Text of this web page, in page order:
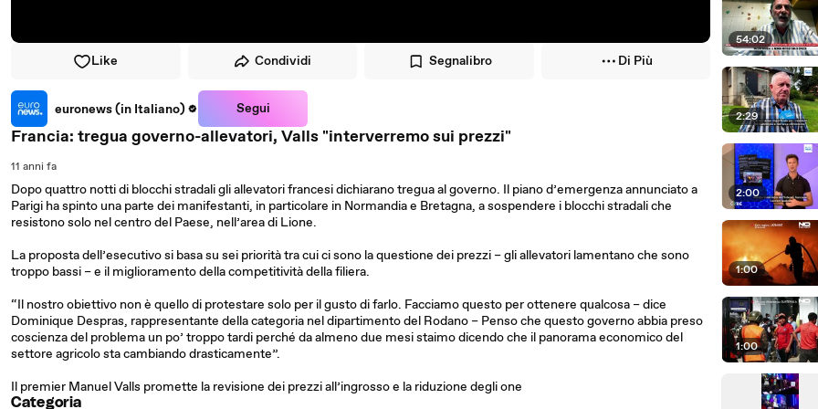
Like Condividi Segnalibro Di Più
euronews (in Italiano) Segui
Francia: tregua governo-allevatori, Valls "interverremo sui prezzi"
11 anni fa
Dopo quattro notti di blocchi stradali gli allevatori francesi dichiarano tregua al governo. Il piano d’emergenza annunciato a
Parigi ha spinto una parte dei manifestanti, in particolare in Normandia e Bretagna, a sospendere i blocchi stradali che
resistono solo nel centro del Paese, nell’area di Lione.
La proposta dell’esecutivo si basa su sei priorità tra cui ci sono la questione dei prezzi – gli allevatori lamentano che sono
troppo bassi – e il miglioramento della competitività della filiera.
“Il nostro obiettivo non è quello di protestare solo per il gusto di farlo. Facciamo questo per ottenere qualcosa – dice
Dominique Despras, rappresentante della categoria nel dipartimento del Rodano – Penso che questo governo abbia preso
coscienza del problema un po’ troppo tardi perché da almeno due mesi staimo dicendo che il panorama economico del
settore agricolo sta cambiando drasticamente”.
Il premier Manuel Valls promette la revisione dei prezzi all’ingrosso e la riduzione degli one
Categoria
54:02
2:29
2:00
1:00
1:00